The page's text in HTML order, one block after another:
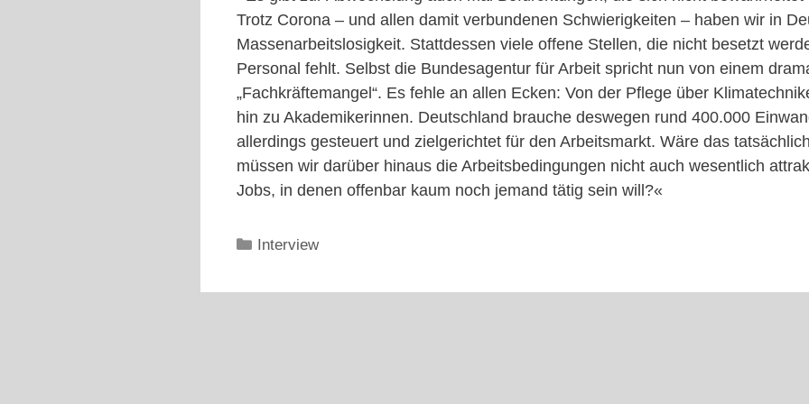
Trotz Corona – und allen damit verbundenen Schwierigkeiten – haben wir in
Massenarbeitslosigkeit. Stattdessen viele offene Stellen, die nicht besetzt
Personal fehlt. Selbst die Bundesagentur für Arbeit spricht nun von einem
„Fachkräftemangel“. Es fehle an allen Ecken: Von der Pflege über
hin zu Akademikerinnen. Deutschland brauche deswegen rund 400.000
allerdings gesteuert und zielgerichtet für den Arbeitsmarkt. Wäre das
müssen wir darüber hinaus die Arbeitsbedingungen nicht auch wesentlich
Jobs, in denen offenbar kaum noch jemand tätig sein will?«
Kategorien
Interview